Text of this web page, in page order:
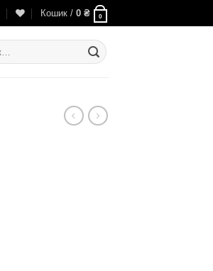
Кошик / 0 ₴ 0